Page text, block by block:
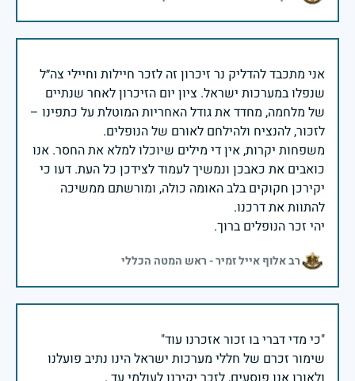
אני מתכבד להדליק נר זיכרון זה לזכר חיילות וחיילי צה״ל
שנפלו במערכות ישראל. ציון יום הזיכרון לאחר שנתיים
של מלחמה, מחדד את גודל האחריות המוטלת על כתפינו –
משפחות יקרות, אין די מילים שיוכלו למלא את החסר. אנו
כואבים את כאבכן ונמשיך לעמוד לצידכן כל העת. דעו כי
יקירכן חקוקים בלב האומה כולה, ומורשתם ממשיכה
יהי זכר הנופלים ברוך.
רב אלוף אייל זמיר - ראש המטה הכללי
שימור זכרם של חללי מערכות ישראל הינו נתיב פועלנו